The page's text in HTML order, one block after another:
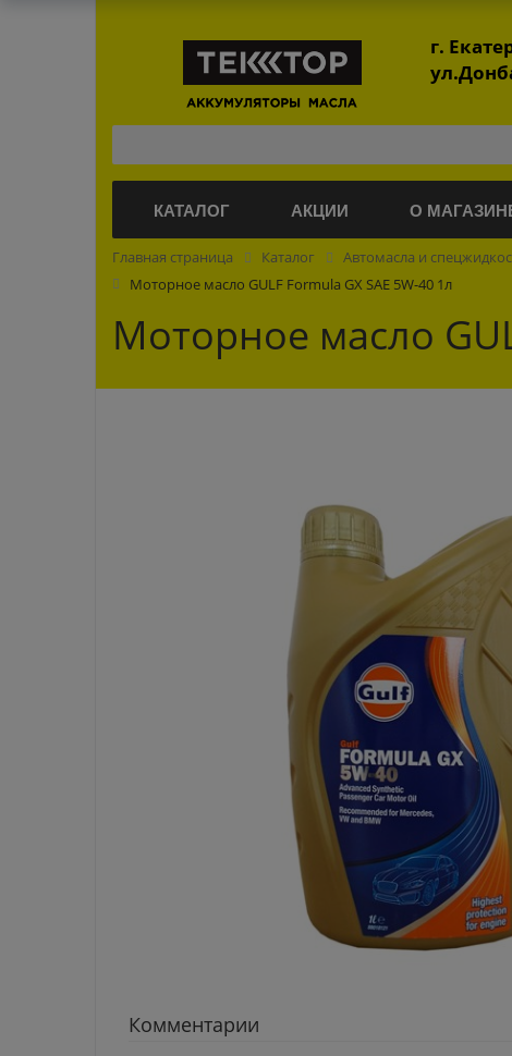
г.
КАТАЛОГ АКЦИИ О
Главная страница Каталог Автомасла и
Моторное масло GULF Formula GX SAE 5W-40 1л
Моторное масло
Комментарии